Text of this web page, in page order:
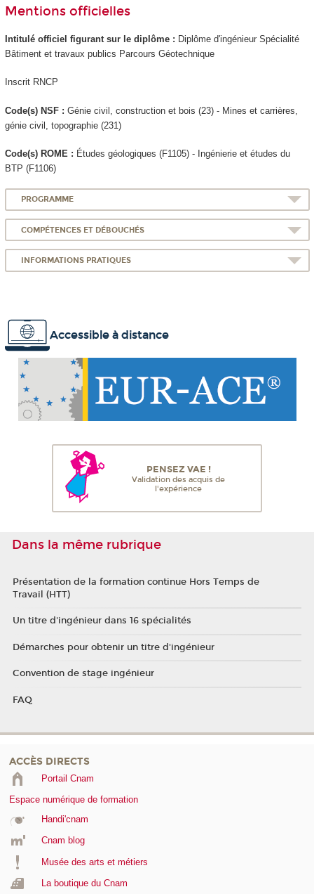
Mentions officielles
Intitulé officiel figurant sur le diplôme : Diplôme d'ingénieur Spécialité
Bâtiment et travaux publics Parcours Géotechnique
Inscrit RNCP
Code(s) NSF : Génie civil, construction et bois (23) - Mines et carrières,
génie civil, topographie (231)
Code(s) ROME : Études géologiques (F1105) - Ingénierie et études du
BTP (F1106)
PROGRAMME
COMPÉTENCES ET DÉBOUCHÉS
INFORMATIONS PRATIQUES
Accessible à distance
PENSEZ VAE !
Validation des acquis de
l'expérience
Dans la même rubrique
Présentation de la formation continue Hors Temps de
Travail (HTT)
Un titre d'ingénieur dans 16 spécialités
Démarches pour obtenir un titre d'ingénieur
Convention de stage ingénieur
FAQ
ACCÈS DIRECTS
Portail Cnam
Espace numérique de formation
Handi'cnam
Cnam blog
Musée des arts et métiers
La boutique du Cnam